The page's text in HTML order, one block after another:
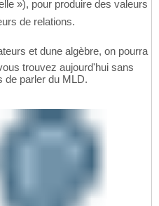
»), pour produire des valeurs
de relations.
et dune algèbre, on pourra
trouvez aujourd'hui sans
de parler du MLD.